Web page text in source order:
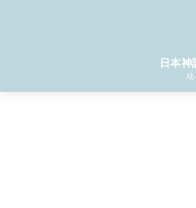
日本神